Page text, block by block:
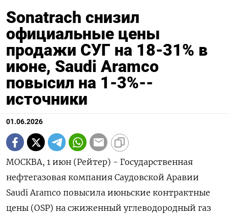
Sonatrach снизил
официальные цены
продажи СУГ на 18-31% в
июне, Saudi Aramco
повысил на 1-3%--
источники
01.06.2026
МОСКВА, 1 июн (Рейтер) - Государственная
нефтегазовая компания Саудовской Аравии
Saudi Aramco повысила июньские контрактные
‌цены (OSP) на сжиженный углеводородный газ